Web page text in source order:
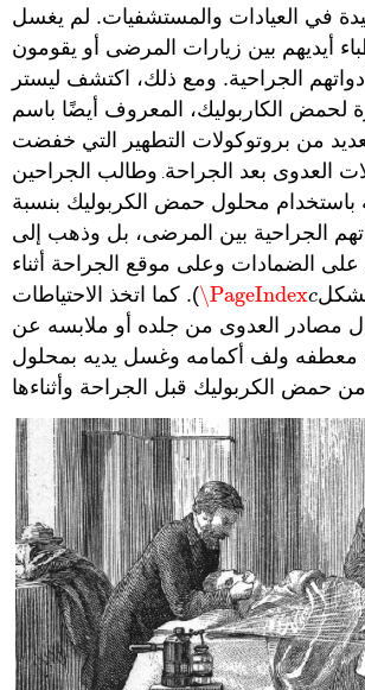
في العيادات والمستشفيات. لم يغسل
أيديهم بين زيارات المرضى أو يقومون
الجراحية. ومع ذلك، اكتشف ليستر
لحمض الكاربوليك، المعروف أيضًا باسم
من بروتوكولات التطهير التي خفضت
العدوى بعد الجراحة. وطالب الجراحين
باستخدام محلول حمض الكربوليك بنسبة
الجراحية بين المرضى، بل وذهب إلى
الضمادات وعلى موقع الجراحة أثناء
\PageIndexc
\PageIndexc
). كما اتخذ الاحتياطات
مصادر العدوى من جلده أو ملابسه عن
معطفه ولف أكمامه وغسل يديه بمحلول